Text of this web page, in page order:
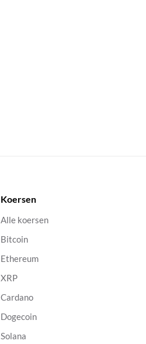
Koersen
Alle koersen
Bitcoin
Ethereum
XRP
Cardano
Dogecoin
Solana